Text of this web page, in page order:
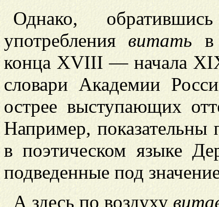
Однако,
употребления витать в
конца XVIII — начала
словари Академии
острее выступающих
Например,
в поэтическом языке
подведенные под
А здесь по воздуху